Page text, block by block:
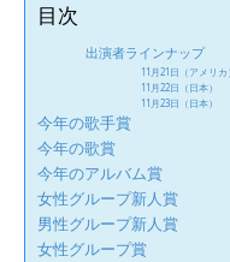
目次
出演者ラインナップ
11月21日（アメリカ）
11月22日（日本）
11月23日（日本）
今年の歌手賞
今年の歌賞
今年のアルバム賞
女性グループ新人賞
男性グループ新人賞
女性グループ賞